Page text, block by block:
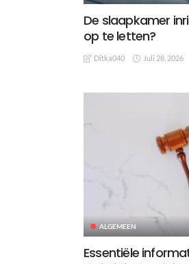
De slaapkamer
op te letten?
Ditka040 Juli 28, 2026
ALGEMEEN
Essentiële